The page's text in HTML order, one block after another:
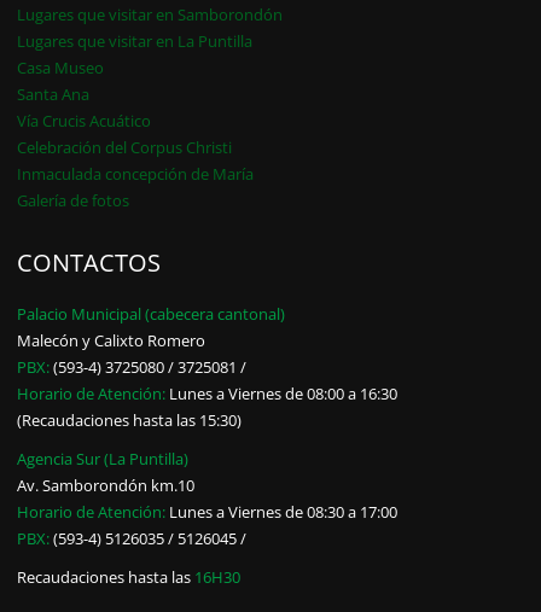
Lugares que visitar en Samborondón
Lugares que visitar en La Puntilla
Casa Museo
Santa Ana
Vía Crucis Acuático
Celebración del Corpus Christi
Inmaculada concepción de María
Galería de fotos
CONTACTOS
Palacio Municipal (cabecera cantonal)
Malecón y Calixto Romero
PBX:(593-4) 3725080 / 3725081 /
Horario de Atención: Lunes a Viernes de 08:00 a 16:30
(Recaudaciones hasta las 15:30)
Agencia Sur (La Puntilla)
Av. Samborondón km.10
Horario de Atención: Lunes a Viernes de 08:30 a 17:00
PBX:(593-4) 5126035 / 5126045 /
Recaudaciones hasta las 16H30